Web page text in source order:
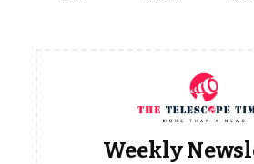
Weekly